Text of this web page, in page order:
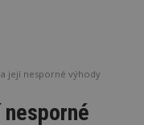
její nesporné výhody